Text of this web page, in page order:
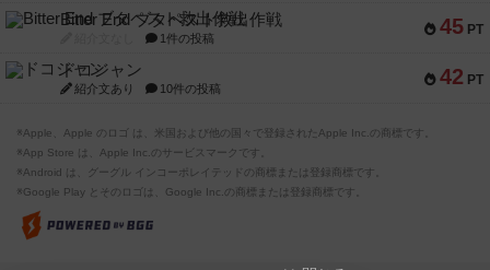
45 PT
Bitter End ブタペスト救出作戦
1件の投稿
42 PT
ドコジャン
紹介文あり 10件の投稿
※Apple、Apple のロゴ は、米国および他の国々で登録されたApple Inc.の商標です。
※App Store は、Apple Inc.のサービスマークです。
※Android は、グーグル インコーポレイテッドの商標または登録商標です。
※Google Play とそのロゴは、Google Inc.の商標または登録商標です。